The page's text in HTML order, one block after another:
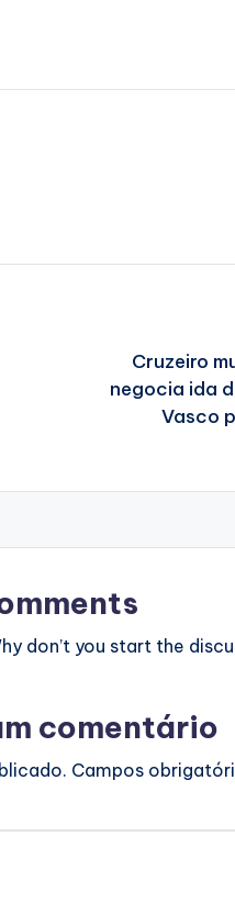
Cruzeiro
negocia ida
Vasco
don’t you start the
comentário
Campos